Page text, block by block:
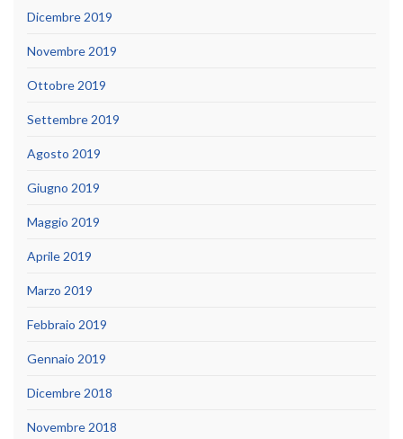
Dicembre 2019
Novembre 2019
Ottobre 2019
Settembre 2019
Agosto 2019
Giugno 2019
Maggio 2019
Aprile 2019
Marzo 2019
Febbraio 2019
Gennaio 2019
Dicembre 2018
Novembre 2018